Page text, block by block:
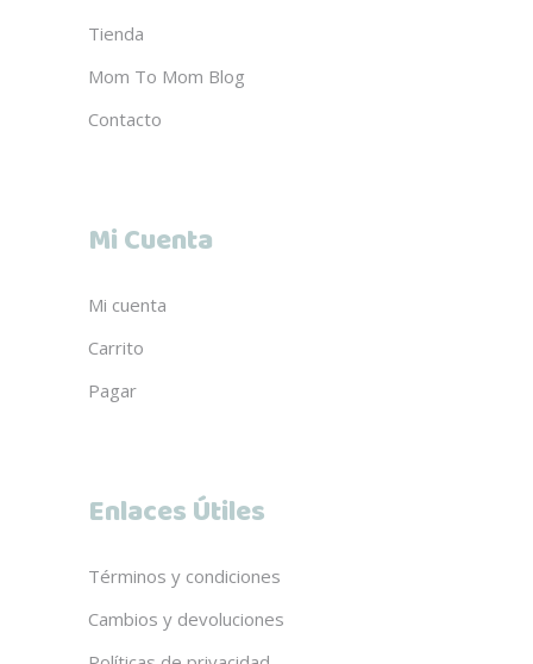
Tienda
Mom To Mom Blog
Contacto
Mi Cuenta
Mi cuenta
Carrito
Pagar
Enlaces Útiles
Términos y condiciones
Cambios y devoluciones